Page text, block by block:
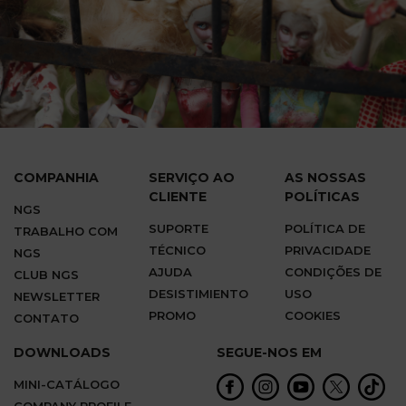
COMPANHIA
NGS
TRABALHO COM
NGS
CLUB NGS
NEWSLETTER
CONTATO
SERVIÇO AO
CLIENTE
SUPORTE
TÉCNICO
AJUDA
DESISTIMIENTO
PROMO
AS NOSSAS
POLÍTICAS
POLÍTICA DE
PRIVACIDADE
CONDIÇÕES DE
USO
COOKIES
DOWNLOADS
MINI-CATÁLOGO
SEGUE-NOS EM